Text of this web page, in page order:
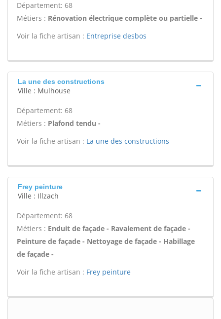
Département: 68
Métiers : Rénovation électrique complète ou partielle -
Voir la fiche artisan : Entreprise desbos
La une des constructions
Ville : Mulhouse
Département: 68
Métiers : Plafond tendu -
Voir la fiche artisan : La une des constructions
Frey peinture
Ville : Illzach
Département: 68
Métiers : Enduit de façade - Ravalement de façade -
Peinture de façade - Nettoyage de façade - Habillage
de façade -
Voir la fiche artisan : Frey peinture